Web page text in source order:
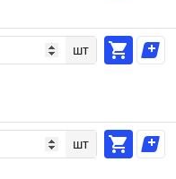
шт
шт